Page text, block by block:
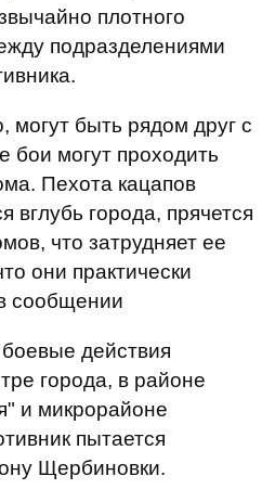
плотного
подразделениями
могут быть рядом друг с
бои могут проходить
Пехота кацапов
вглубь города, прячется
что затрудняет ее
они практически
сообщении
действия
города, в районе
и микрорайоне
пытается
Щербиновки.